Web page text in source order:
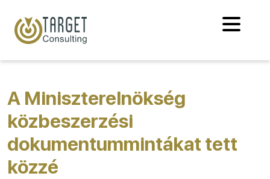
A Miniszterelnökség
közbeszerzési
dokumentummintákat tett
közzé